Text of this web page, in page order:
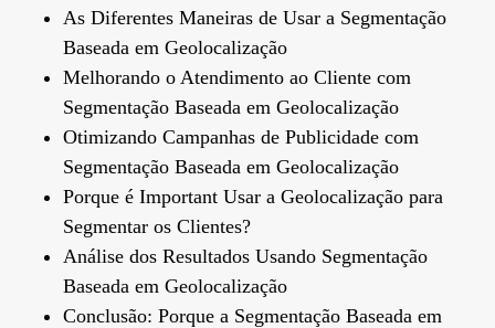
As Diferentes Maneiras de Usar a Segmentação
Baseada em Geolocalização
Melhorando o Atendimento ao Cliente com
Segmentação Baseada em Geolocalização
Otimizando Campanhas de Publicidade com
Segmentação Baseada em Geolocalização
Porque é Important Usar a Geolocalização para
Segmentar os Clientes?
Análise dos Resultados Usando Segmentação
Baseada em Geolocalização
Conclusão: Porque a Segmentação Baseada em